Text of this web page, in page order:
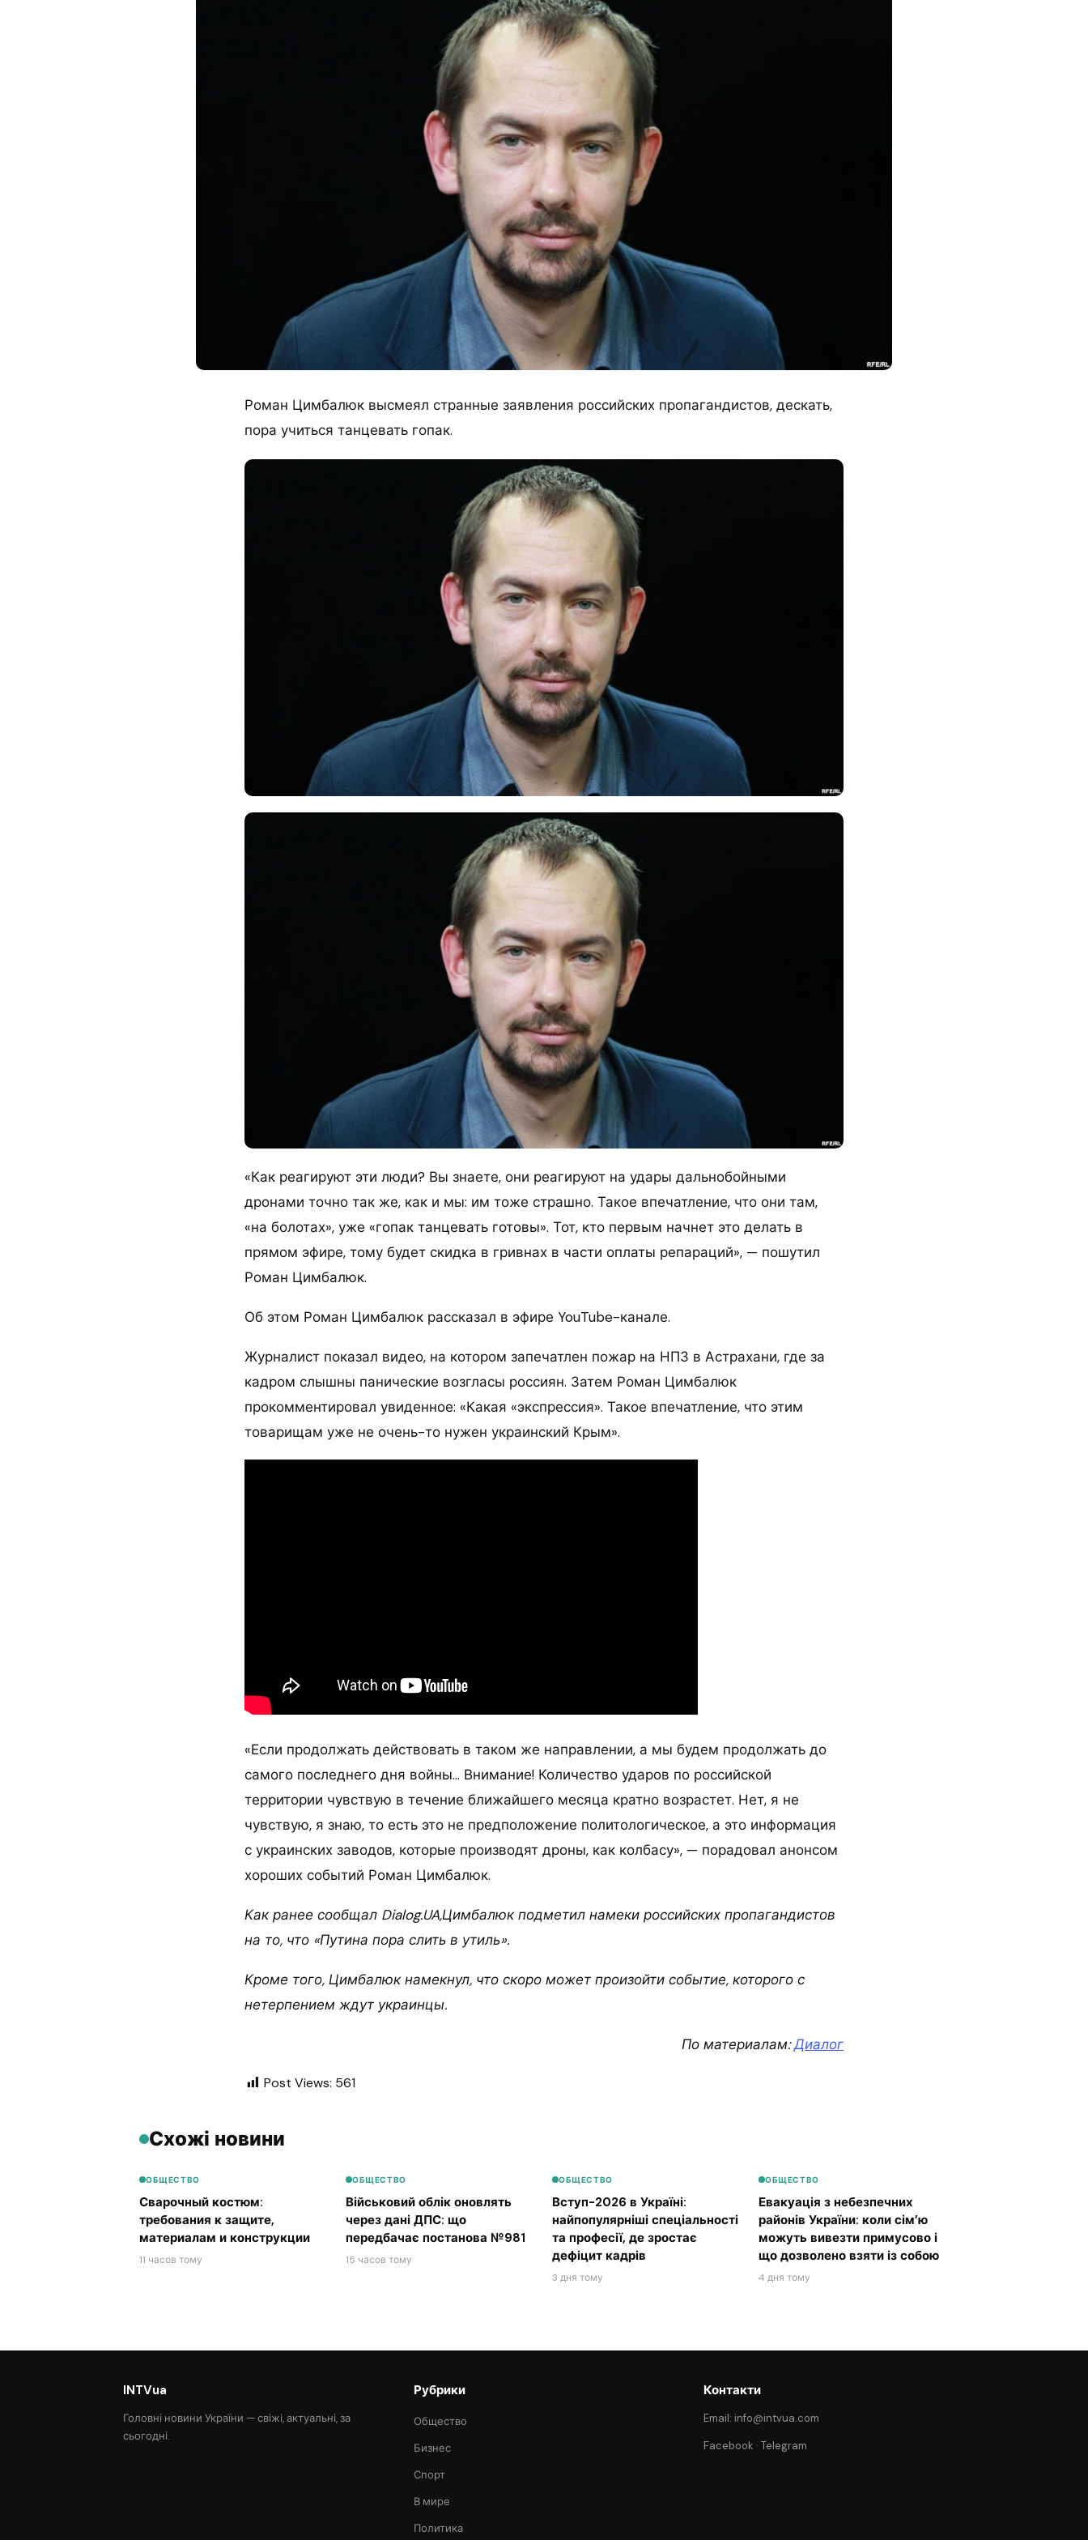
Роман Цимбалюк высмеял странные заявления российских пропагандистов, дескать,
пора учиться танцевать гопак.
«Как реагируют эти люди? Вы знаете, они реагируют на удары дальнобойными
дронами точно так же, как и мы: им тоже страшно. Такое впечатление, что они там,
«на болотах», уже «гопак танцевать готовы». Тот, кто первым начнет это делать в
прямом эфире, тому будет скидка в гривнах в части оплаты репараций», — пошутил
Роман Цимбалюк.
Об этом Роман Цимбалюк рассказал в эфире YouTube-канале.
Журналист показал видео, на котором запечатлен пожар на НПЗ в Астрахани, где за
кадром слышны панические возгласы россиян. Затем Роман Цимбалюк
прокомментировал увиденное: «Какая «экспрессия». Такое впечатление, что этим
товарищам уже не очень-то нужен украинский Крым».
«Если продолжать действовать в таком же направлении, а мы будем продолжать до
самого последнего дня войны… Внимание! Количество ударов по российской
территории чувствую в течение ближайшего месяца кратно возрастет. Нет, я не
чувствую, я знаю, то есть это не предположение политологическое, а это информация
с украинских заводов, которые производят дроны, как колбасу», — порадовал анонсом
хороших событий Роман Цимбалюк.
Как ранее сообщал Dialog.UA,Цимбалюк подметил намеки российских пропагандистов
на то, что «Путина пора слить в утиль».
Кроме того, Цимбалюк намекнул, что скоро может произойти событие, которого с
нетерпением ждут украинцы.
По материалам:Диалог
Post Views: 561
Схожі новини
ОБЩЕСТВО
Сварочный костюм:
требования к защите,
материалам и конструкции
11 часов тому
ОБЩЕСТВО
Військовий облік оновлять
через дані ДПС: що
передбачає постанова №981
15 часов тому
ОБЩЕСТВО
Вступ-2026 в Україні:
найпопулярніші спеціальності
та професії, де зростає
дефіцит кадрів
3 дня тому
ОБЩЕСТВО
Евакуація з небезпечних
районів України: коли сім’ю
можуть вивезти примусово і
що дозволено взяти із собою
4 дня тому
INTVua
Головні новини України — свіжі, актуальні, за
сьогодні.
Рубрики
Общество
Бизнес
Спорт
В мире
Политика
Контакти
Email: info@intvua.com
Facebook ·Telegram